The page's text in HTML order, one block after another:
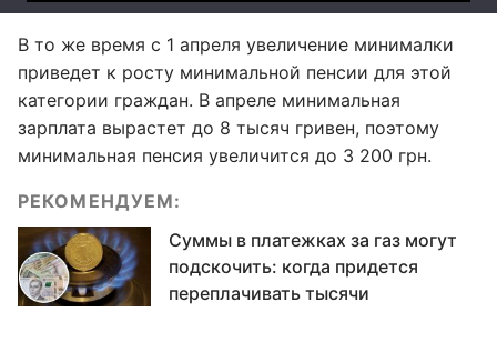
В то же время с 1 апреля увеличение минималки
приведет к росту минимальной пенсии для этой
категории граждан. В апреле минимальная
зарплата вырастет до 8 тысяч гривен, поэтому
минимальная пенсия увеличится до 3 200 грн.
РЕКОМЕНДУЕМ:
Суммы в платежках за газ могут
подскочить: когда придется
переплачивать тысячи